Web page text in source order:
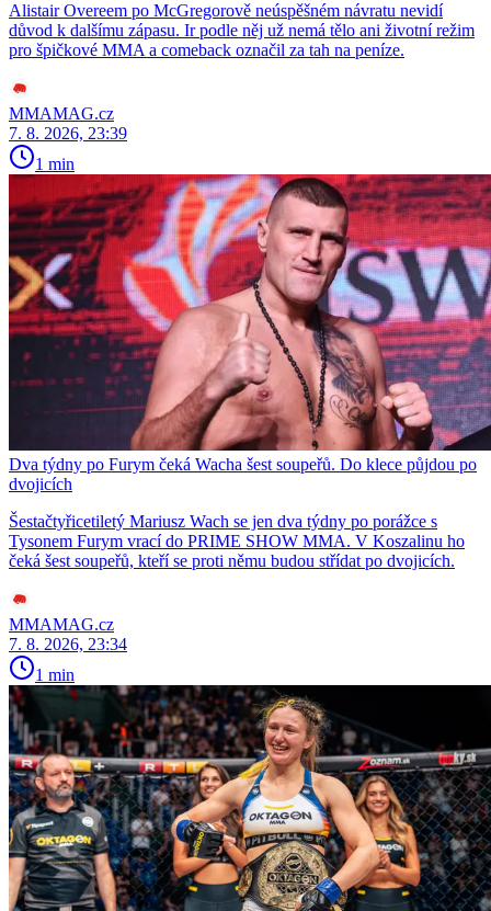
Alistair Overeem po McGregorově neúspěšném návratu nevidí
důvod k dalšímu zápasu. Ir podle něj už nemá tělo ani životní režim
pro špičkové MMA a comeback označil za tah na peníze.
MMAMAG.cz
7. 8. 2026, 23:39
1 min
Dva týdny po Furym čeká Wacha šest soupeřů. Do klece půjdou po
dvojicích
Šestačtyřicetiletý Mariusz Wach se jen dva týdny po porážce s
Tysonem Furym vrací do PRIME SHOW MMA. V Koszalinu ho
čeká šest soupeřů, kteří se proti němu budou střídat po dvojicích.
MMAMAG.cz
7. 8. 2026, 23:34
1 min